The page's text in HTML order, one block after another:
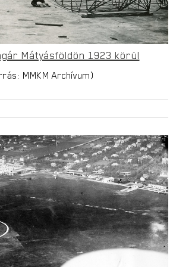
Mátyásföldön 1923 körül
MMKM Archívum)